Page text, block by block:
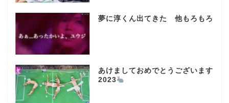
夢に淳くん出てきた 他もろもろ
あけましておめでとうございます
2023